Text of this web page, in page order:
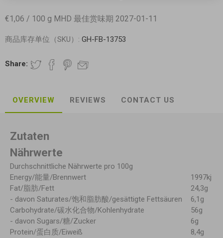
€1,06 / 100 g MHD 最佳赏味期 2027-01-11
商品库存单位（SKU）: GH-FB-13753
Share:
OVERVIEW REVIEWS CONTACT US
Zutaten
Nährwerte
Durchschnittliche Nährwerte pro 100g
Energy/能量/Brennwert
1997kj
Fat/脂肪/Fett
24,3g
- davon Saturates/饱和脂肪酸/gesättigte Fettsäuren
6,1g
Carbohydrate/碳水化合物/Kohlenhydrate
56g
- davon Sugars/糖/Zucker
6g
Protein/蛋白质/Eiweiß
8,4g